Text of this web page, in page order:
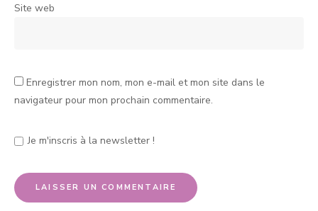
Site web
Enregistrer mon nom, mon e-mail et mon site dans le
navigateur pour mon prochain commentaire.
Je m'inscris à la newsletter !